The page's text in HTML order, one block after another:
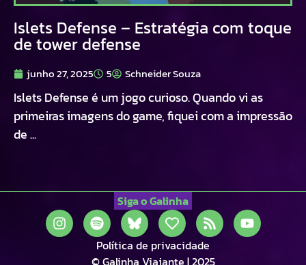
Islets Defense – Estratégia com toque
de tower defense
junho 27, 2025 5 Schneider Souza
Islets Defense é um jogo curioso. Quando vi as
primeiras imagens do game, fiquei com a impressão
de ...
Siga o Galinha
Política de privacidade